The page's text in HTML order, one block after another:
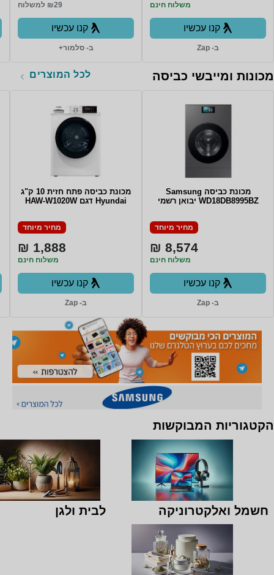
משלוח חינם
קנו עכשיו
ב- Zap
₪29 למשלוח
קנו עכשיו
ב- סלמור+
מכונות ומייבשי כביסה לכל המוצרים
מכונת כביסה Samsung
WD18DB8995BZ יבואן רשמי
מחיר מיוחד
8,574 ₪
משלוח חינם
קנו עכשיו
ב- Zap
מכונת כביסה פתח חזית 10 ק"ג
Hyundai דגם HAW-W1020W
מחיר מיוחד
1,888 ₪
משלוח חינם
קנו עכשיו
ב- Zap
הקטגוריות המבוקשות
חשמל ואלקטרוניקה לבית ולגן